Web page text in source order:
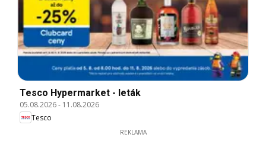
Tesco Hypermarket - leták
05.08.2026- 11.08.2026
Tesco
REKLAMA